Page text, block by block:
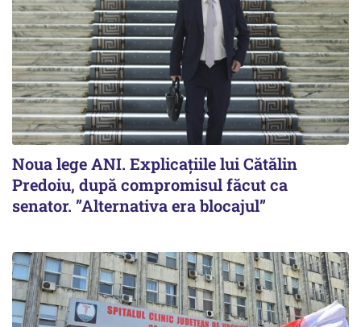
Noua lege ANI. Explicațiile lui Cătălin
Predoiu, după compromisul făcut ca
senator. ”Alternativa era blocajul”